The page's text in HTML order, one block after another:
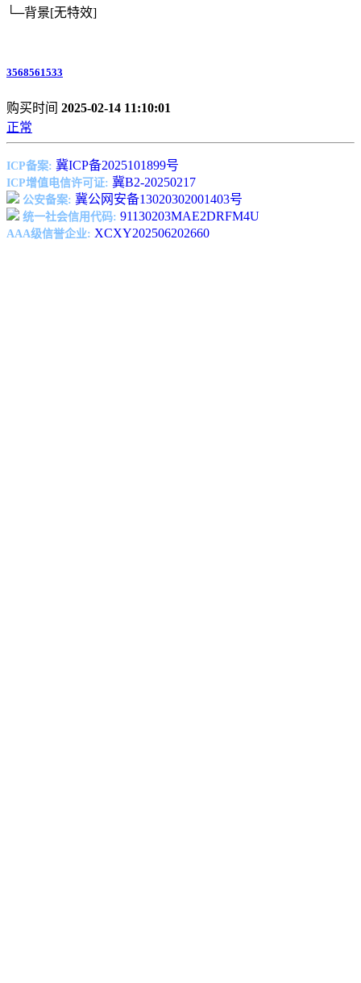
└─背景[无特效]
3568561533
购买时间 2025-02-14 11:10:01
正常
ICP备案: 冀ICP备2025101899号
ICP增值电信许可证: 冀B2-20250217
公安备案: 冀公网安备13020302001403号
统一社会信用代码: 91130203MAE2DRFM4U
AAA级信誉企业: XCXY202506202660